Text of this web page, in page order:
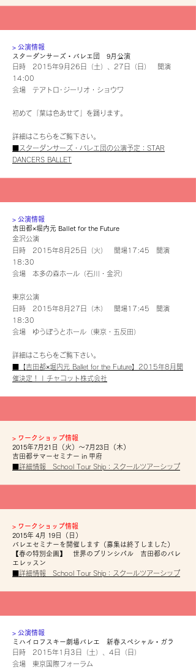
​> 公演情報
スターダンサーズ・バレエ団 9月公演
日時 2015年9月26日（土）、27日（日） 開演
14:00
会場 テアトロ･ジーリオ・ショウワ
初めて「葉は色あせて」を踊ります。
詳細はこちらをご覧下さい。
■スターダンサーズ・バレエ団の公演予定：STAR
DANCERS BALLET
​> 公演情報
吉田都×堀内元 Ballet for the Future
金沢公演
日時 2015年8月25日（火） 開場17:45 開演
18:30
会場 本多の森ホール（石川・金沢）
東京公演
日時 2015年8月27日（木） 開場17:45 開演
18:30
会場 ゆうぽうとホール（東京・五反田）
詳細はこちらをご覧下さい。
■【吉田都×堀内元 Ballet for the Future】2015年8月開
催決定！ | チャコット株式会社
​> ワークショップ情報
2015年7月21日（火）～7月23日（木）
吉田都サマーセミナー in 甲府
■詳細情報 School Tour Ship：スクールツアーシップ
​> ワークショップ情報
2015年 4月 19日（日）
バレエセミナーを開催します（募集は終了しました）
【春の特別企画】 世界のプリンシパル 吉田都のバレ
エレッスン
■詳細情報 School Tour Ship：スクールツアーシップ
​> 公演情報
ミハイロフスキー劇場バレエ 新春スペシャル・ガラ
日時 2015年1月3日（土）、4日（日）
会場 東京国際フォーラム